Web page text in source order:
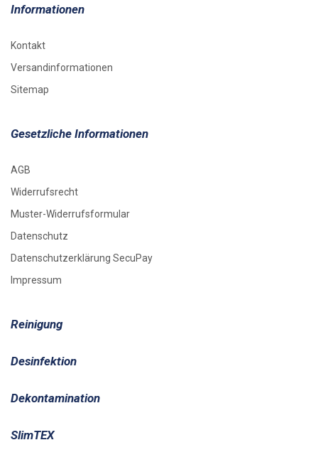
Informationen
Kontakt
Versandinformationen
Sitemap
Gesetzliche Informationen
AGB
Widerrufsrecht
Muster-Widerrufsformular
Datenschutz
Datenschutzerklärung SecuPay
Impressum
Reinigung
Desinfektion
Dekontamination
SlimTEX